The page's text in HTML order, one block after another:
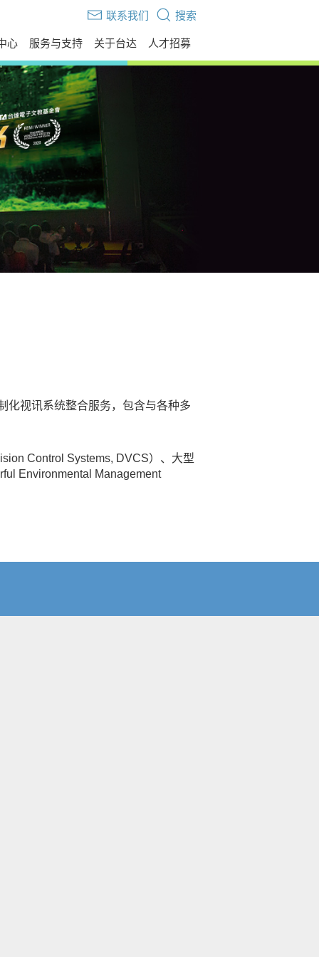
搜索
联系我们
心 服务与支持
伴
关于台达 人才招募
化视讯系统整合服务，包含与各种多
Control Systems, DVCS）、大型
Environmental Management